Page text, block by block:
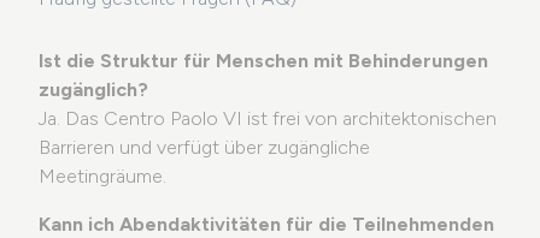
Ist die Struktur für Menschen mit Behinderungen
zugänglich?
Ja. Das Centro Paolo VI ist frei von architektonischen
Barrieren und verfügt über zugängliche
Meetingräume.
Kann ich Abendaktivitäten für die Teilnehmenden